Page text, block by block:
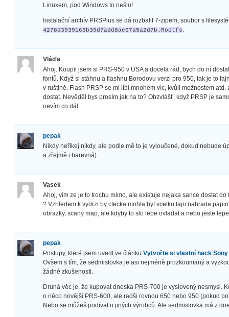
Linuxem, pod Windows to nešlo!
Instalační archív PRSPlus se dá rozbalit 7-zipem, soubor s
4278d3939169b39d7add8ae67a5a2d7b.Rootfs.
Vláďa
Ahoj. Koupil jsem si PRS-950 v USA a docela rád, bych do ní
fontů. Když si stáhnu a flashnu Borodovu verzi pro 950, tak je to
v ruštině. Flash PRSP se mi líbí mnohem víc, kvůli možnostem
dostat. Nevěděl bys prosím jak na to? Obzvlášť, když PRSP je
nevím co dál….
pepak
Nikdy neříkej nikdy, ale podle mě to je vyloučené, dokud nebude
a zřejmě i barevná).
Vasek
Ahoj, vim ze je to trochu mimo, ale existuje nejaka sance dostat
? Vzhledem k vydrzi by ctecka mohla byt vcelku fajn nahrada
obrazky, scany map, ale kdyby to slo lepe ovladat a nebo jeste
pepak
Postupy, které jsem uvedl ve článku Vytvořte si vlastní hack Sony
Ovšem s tím, že sedmistovka je asi nejméně prozkoumaný a
žádné zkušenosti.
Druhá věc je, že kupovat dneska PRS-700 je vyslovený nesmysl.
o něco novější PRS-600, ale radši rovnou 650 nebo 950 (pokud
Nebo se můžeš podívat u jiných výrobců. Ale sedmistovka má z